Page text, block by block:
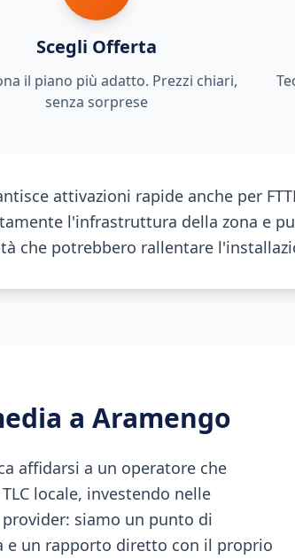
Scegli Offerta
il piano più adatto. Prezzi chiari,
senza sorprese
attivazioni rapide anche per
l'infrastruttura della zona e
che potrebbero rallentare
a Aramengo
affidarsi a un operatore che
locale, investendo nelle
siamo un punto di
e un rapporto diretto con il proprio